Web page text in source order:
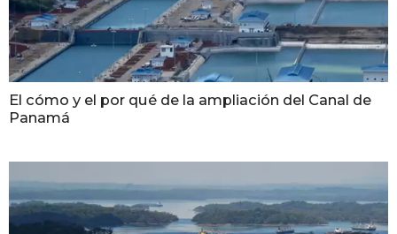
El cómo y el por qué de la ampliación del Canal de
Panamá